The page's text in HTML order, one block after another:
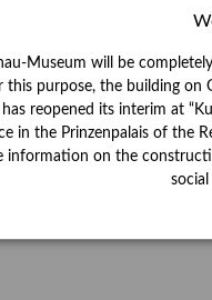
Museum will be
this purpose, the building on
reopened its interim at
in the Prinzenpalais of the
information on the